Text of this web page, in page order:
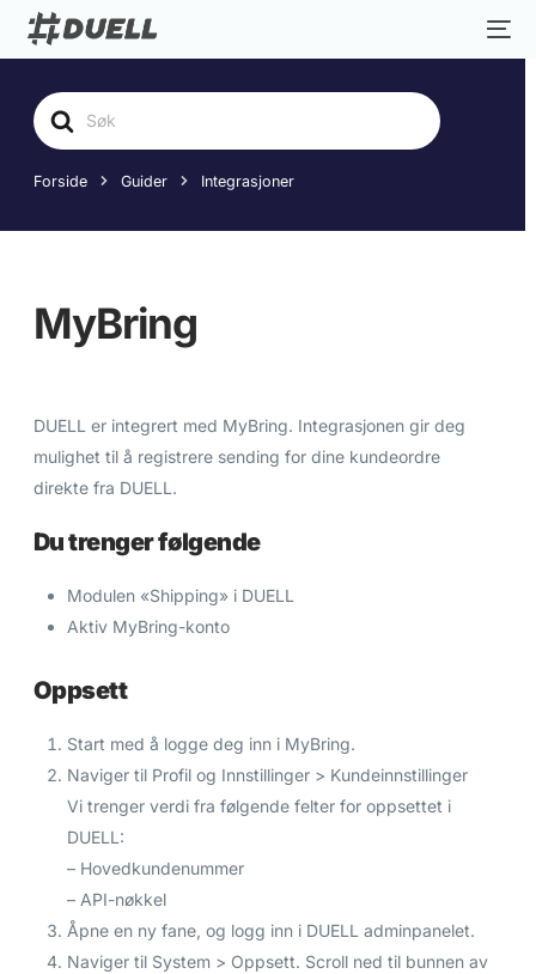
Søk
etter
Forside Guider Integrasjoner
MyBring
DUELL er integrert med MyBring. Integrasjonen gir deg
mulighet til å registrere sending for dine kundeordre
direkte fra DUELL.
Du trenger følgende
Modulen «Shipping» i DUELL
Aktiv MyBring-konto
Oppsett
Start med å logge deg inn i MyBring.
Naviger til Profil og Innstillinger > Kundeinnstillinger
Vi trenger verdi fra følgende felter for oppsettet i
DUELL:
– Hovedkundenummer
– API-nøkkel
Åpne en ny fane, og logg inn i DUELL adminpanelet.
Naviger til System > Oppsett. Scroll ned til bunnen av